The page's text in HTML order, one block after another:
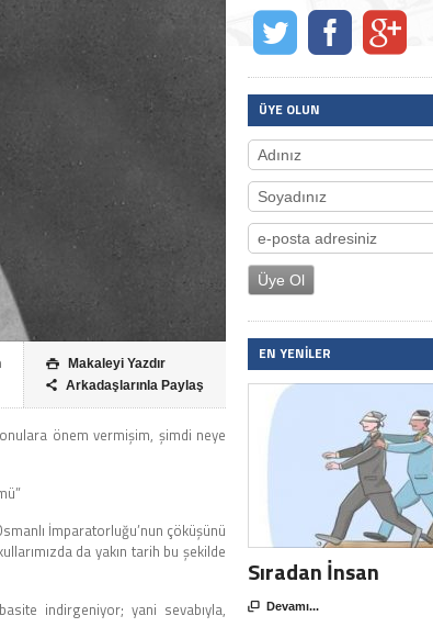
 Makaleyi Yazdır
 Arkadaşlarınla Paylaş
önem vermişim, şimdi neye
İmparatorluğu’nun çöküşünü
da yakın tarih bu şekilde
indirgeniyor; yani sevabıyla,
ÜYE OLUN
EN YENILER
Sıradan İnsan
 Devamı...